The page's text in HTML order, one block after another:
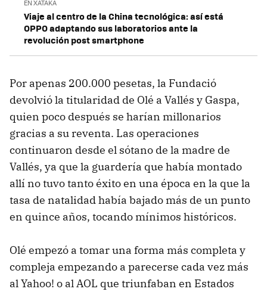
EN XATAKA
Viaje al centro de la China tecnológica: así está
OPPO adaptando sus laboratorios ante la
revolución post smartphone
Por apenas 200.000 pesetas, la Fundació
devolvió la titularidad de Olé a Vallés y Gaspa,
quien poco después se harían millonarios
gracias a su reventa. Las operaciones
continuaron desde el sótano de la madre de
Vallés, ya que la guardería que había montado
allí no tuvo tanto éxito en una época en la que la
tasa de natalidad había bajado más de un punto
en quince años, tocando mínimos históricos.
Olé empezó a tomar una forma más completa y
compleja empezando a parecerse cada vez más
al Yahoo! o al AOL que triunfaban en Estados